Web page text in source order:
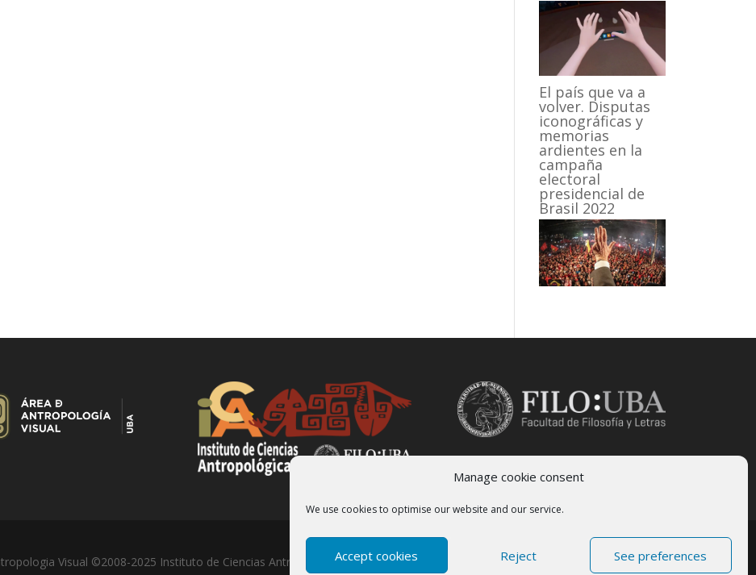
Manage cookie consent
We use cookies to optimise our website and our service.
Accept cookies Reject See preferences
El país que va a
volver. Disputas
iconográficas y
memorias
ardientes en la
campaña
electoral
presidencial de
Brasil 2022
Visual ©2008-2025 Instituto de Ciencias Antropológicas- Universidad de Buenos Aires | Desarrollado por
Sette